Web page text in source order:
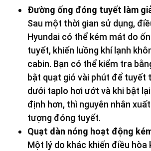
Đường ống đóng tuyết làm
Sau một thời gian sử dụng,
Hyundai có thể kém mát do
tuyết, khiến luồng khí lạnh
cabin. Bạn có thể kiểm tra
bật quạt gió vài phút để tuyết
dưới taplo hơi ướt và khi bật
định hơn, thì nguyên nhân
tượng đóng tuyết.
Quạt dàn nóng hoạt động
Một lý do khác khiến điều hòa